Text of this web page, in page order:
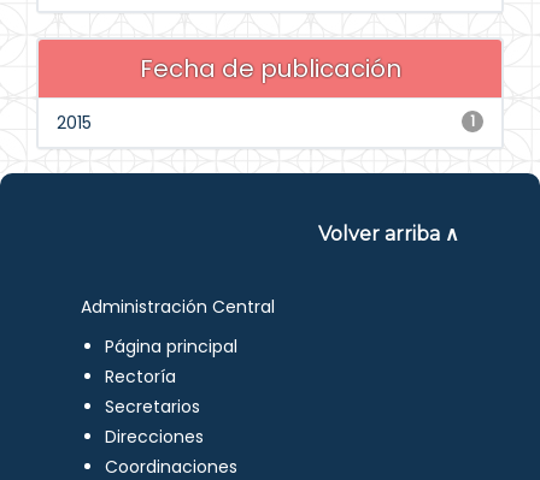
Fecha de publicación
1
2015
Volver arriba ∧
Administración Central
Página principal
Rectoría
Secretarios
Direcciones
Coordinaciones